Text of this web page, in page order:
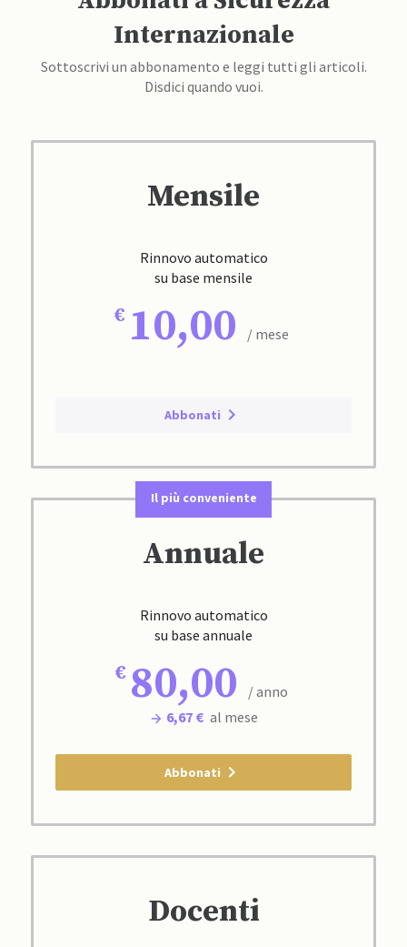
Internazionale
Sottoscrivi un abbonamento e leggi tutti gli articoli.
Disdici quando vuoi.
Mensile
Rinnovo automatico
su base mensile
10,00 / mese
Abbonati
Il più conveniente
Annuale
Rinnovo automatico
su base annuale
80,00
/ anno
6,67 € al mese
Abbonati
Docenti